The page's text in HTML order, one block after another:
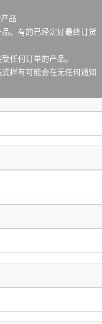
品
。有的已经定好最终订货
任何订单的产品。
样有可能会在无任何通知